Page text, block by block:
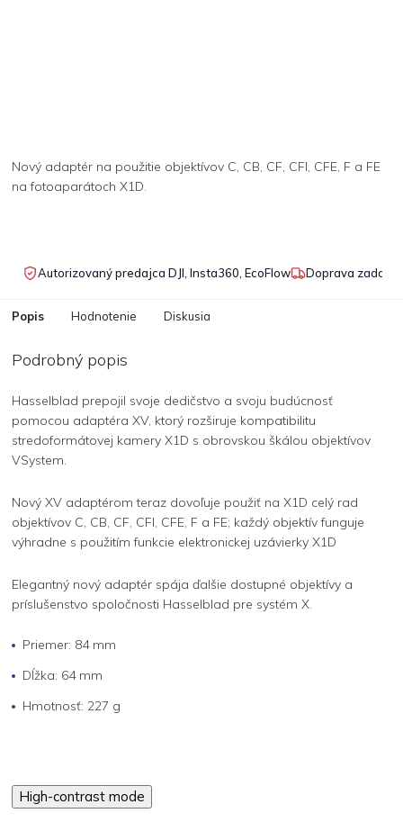
Nový adaptér na použitie objektívov C, CB, CF, CFI, CFE, F a FE
na fotoaparátoch X1D.
Autorizovaný predajca DJI, Insta360, EcoFlow Doprava
Popis Hodnotenie Diskusia
Podrobný popis
Hasselblad prepojil svoje dedičstvo a svoju budúcnosť
pomocou adaptéra XV, ktorý rozširuje kompatibilitu
stredoformátovej kamery X1D s obrovskou škálou objektívov
VSystem.
Nový XV adaptérom teraz dovoľuje použiť na X1D celý rad
objektívov C, CB, CF, CFI, CFE, F a FE; každý objektív funguje
výhradne s použitím funkcie elektronickej uzávierky X1D
Elegantný nový adaptér spája ďalšie dostupné objektívy a
príslušenstvo spoločnosti Hasselblad pre systém X.
Priemer: 84 mm
Dĺžka: 64 mm
Hmotnosť: 227 g
High-contrast mode